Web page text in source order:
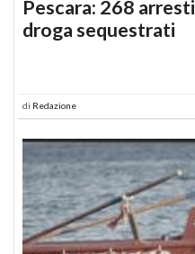
Pescara: 268
droga sequestrati
di Redazione